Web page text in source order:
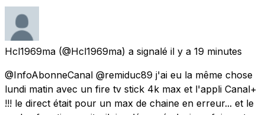
Hcl1969ma (@Hcl1969ma) a signalé il y a 19 minutes
@InfoAbonneCanal @remiduc89 j'ai eu la même chose
lundi matin avec un fire tv stick 4k max et l'appli Canal+
!!! le direct était pour un max de chaine en erreur... et le